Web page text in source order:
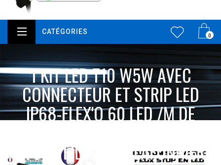
0
CATÉGORIES
1 KIT LED T10 W5W AVEC
CONNECTEUR ET STRIP LED
IP68-FLEX'O 60 LED /M DE
STOP VEILLEUSE PLAFONNIER